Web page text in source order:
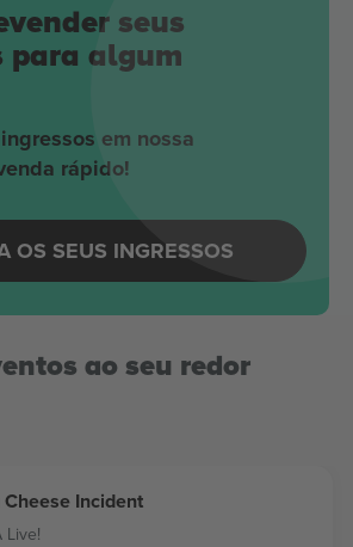
seus
para algum
em nossa
rápido!
OS SEUS INGRESSOS
ao seu redor
Incident
Live!